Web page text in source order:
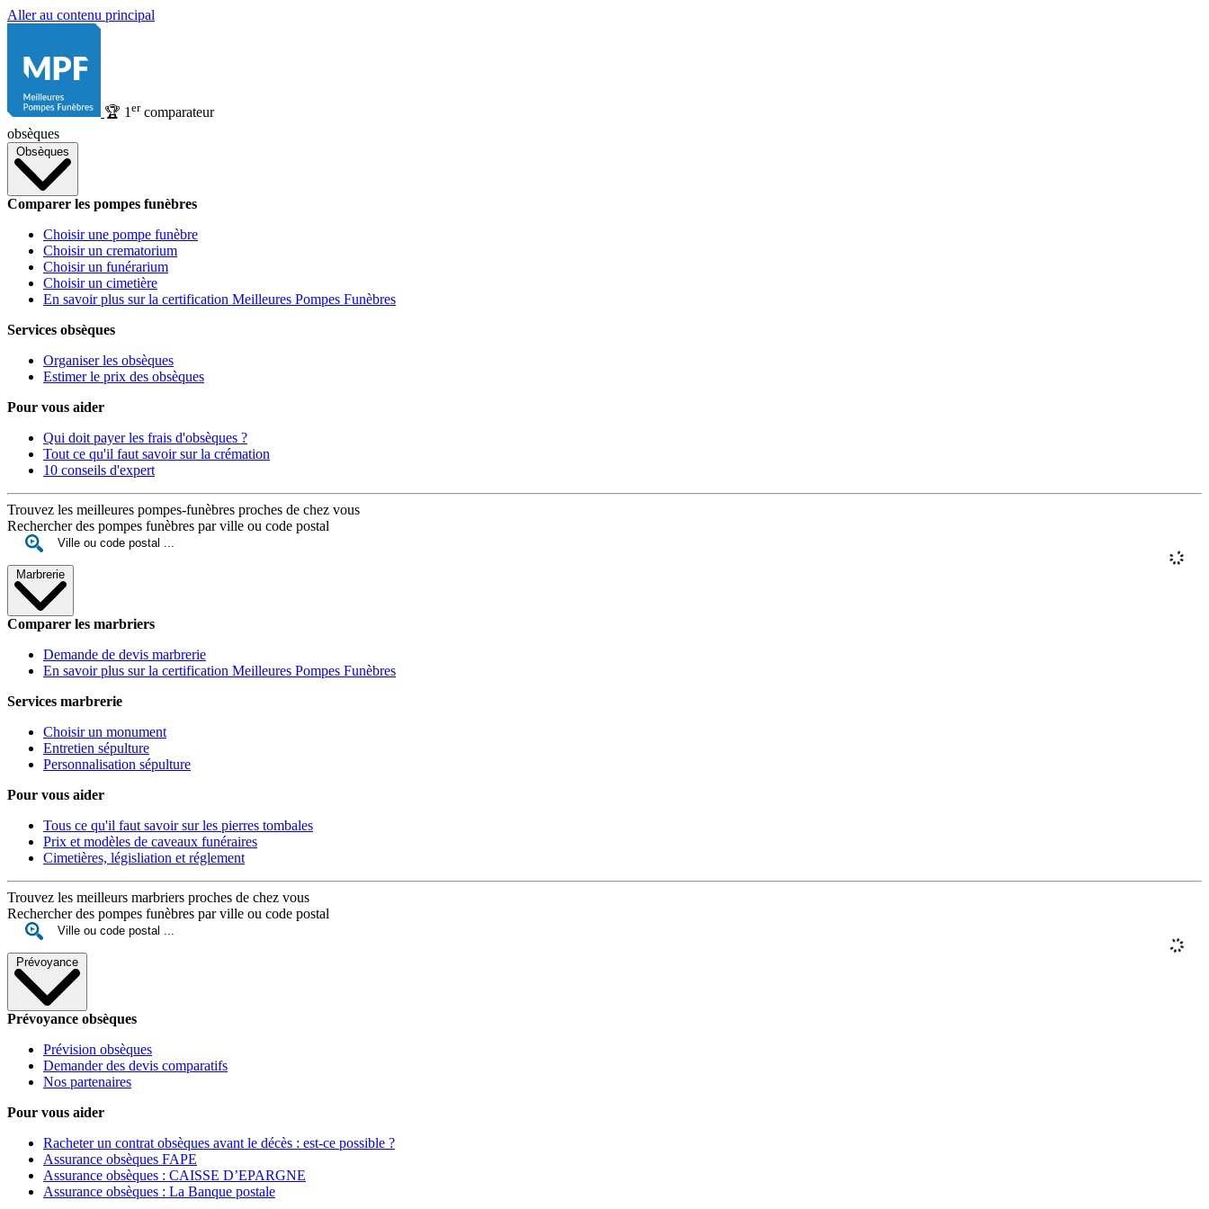
Aller au contenu principal
🏆 1 ercomparateur
obsèques
Obsèques
Comparer les pompes funèbres
Choisir une pompe funèbre
Choisir un crematorium
Choisir un funérarium
Choisir un cimetière
En savoir plus sur la certification Meilleures Pompes Funèbres
Services obsèques
Organiser les obsèques
Estimer le prix des obsèques
Pour vous aider
Qui doit payer les frais d'obsèques ?
Tout ce qu'il faut savoir sur la crémation
10 conseils d'expert
Trouvez les meilleures pompes-funèbres proches de chez vous
Rechercher des pompes funèbres par ville ou code postal
Marbrerie
Comparer les marbriers
Demande de devis marbrerie
En savoir plus sur la certification Meilleures Pompes Funèbres
Services marbrerie
Choisir un monument
Entretien sépulture
Personnalisation sépulture
Pour vous aider
Tous ce qu'il faut savoir sur les pierres tombales
Prix et modèles de caveaux funéraires
Cimetières, législiation et réglement
Trouvez les meilleurs marbriers proches de chez vous
Rechercher des pompes funèbres par ville ou code postal
Prévoyance
Prévoyance obsèques
Prévision obsèques
Demander des devis comparatifs
Nos partenaires
Pour vous aider
Racheter un contrat obsèques avant le décès : est-ce possible ?
Assurance obsèques FAPE
Assurance obsèques : CAISSE D’EPARGNE
Assurance obsèques : La Banque postale